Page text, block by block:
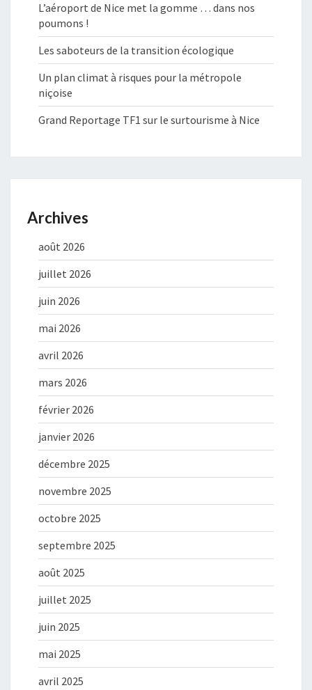
L’aéroport de Nice met la gomme … dans nos
poumons !
Les saboteurs de la transition écologique
Un plan climat à risques pour la métropole
niçoise
Grand Reportage TF1 sur le surtourisme à Nice
Archives
août 2026
juillet 2026
juin 2026
mai 2026
avril 2026
mars 2026
février 2026
janvier 2026
décembre 2025
novembre 2025
octobre 2025
septembre 2025
août 2025
juillet 2025
juin 2025
mai 2025
avril 2025